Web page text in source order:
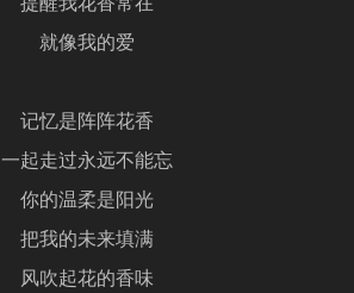
提醒我花香常在
就像我的爱
记忆是阵阵花香
一起走过永远不能忘
你的温柔是阳光
把我的未来填满
风吹起花的香味